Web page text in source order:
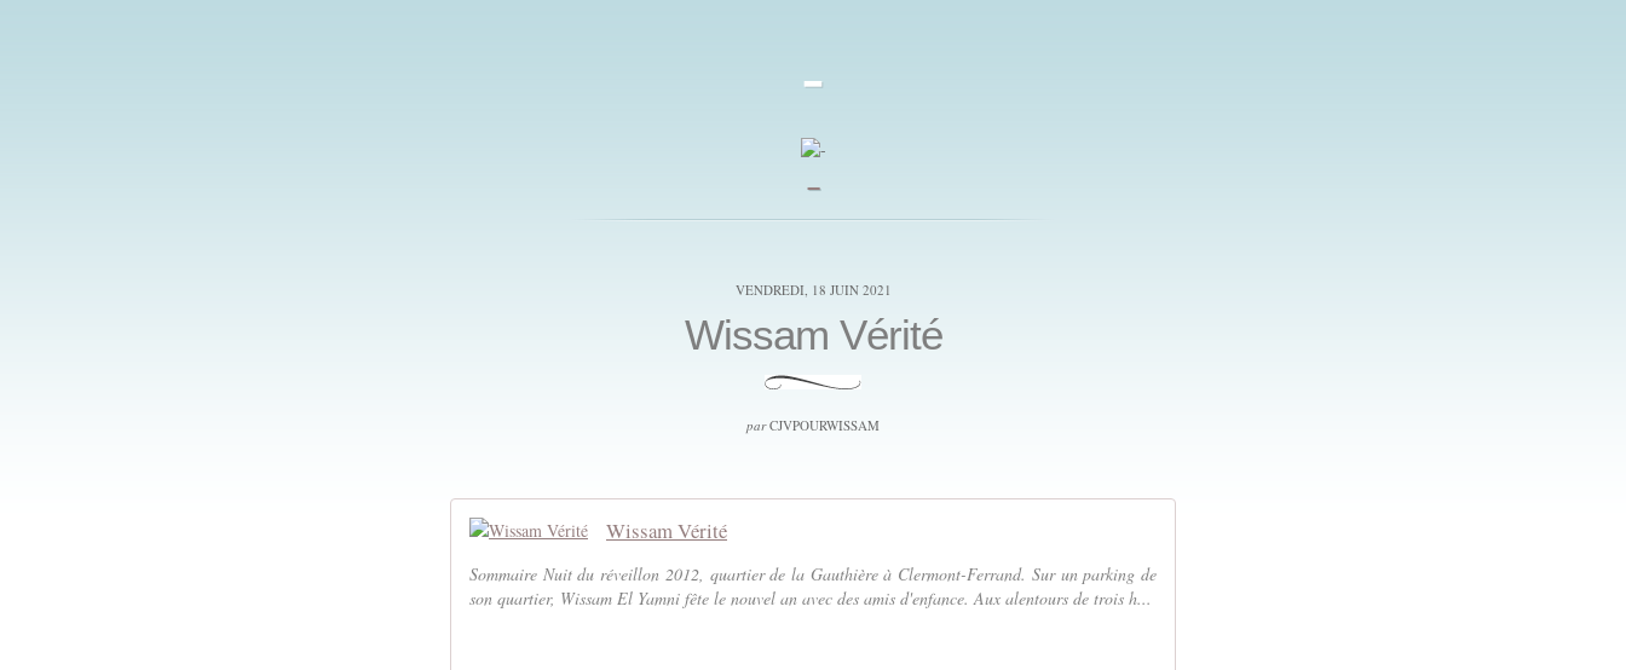
-
_
VENDREDI, 18 JUIN 2021
Wissam Vérité
parCJVPOURWISSAM
Wissam Vérité
Sommaire Nuit du réveillon 2012, quartier de la Gauthière à Clermont-Ferrand. Sur un parking de
son quartier, Wissam El Yamni fête le nouvel an avec des amis d'enfance. Aux alentours de trois h...